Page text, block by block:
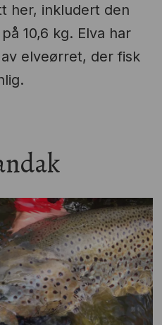
her, inkludert den
10,6 kg. Elva har
elveørret, der fisk